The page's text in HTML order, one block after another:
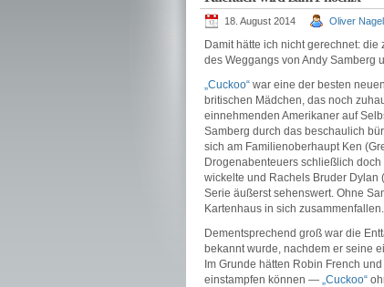
18. August 2014 Oliver Nagel
Damit hätte ich nicht gerechnet: die
des Weggangs von Andy Samberg
„Cuckoo“ war eine der besten
britischen Mädchen, das noch
einnehmenden Amerikaner auf
Samberg durch das beschaulich
sich am Familienoberhaupt Ken
Drogenabenteuers schließlich
wickelte und Rachels Bruder Dylan
Serie äußerst sehenswert. Ohne
Kartenhaus in sich zusammenfallen.
Dementsprechend groß war die
bekannt wurde, nachdem er seine
Im Grunde hätten Robin French
einstampfen können — „Cuckoo“